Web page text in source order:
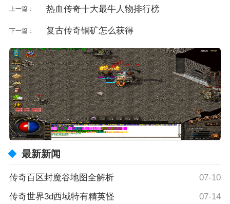
上一篇： 热血传奇十大最牛人物排行榜
下一篇： 复古传奇铜矿怎么获得
最新新闻
传奇百区封魔谷地图全解析
07-10
传奇世界3d西域特有精英怪
07-14